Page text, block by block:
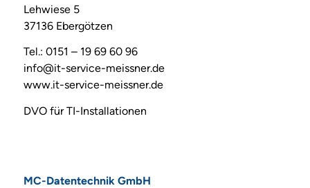
Lehwiese 5
37136 Ebergötzen
Tel.: 0151 – 19 69 60 96
info@it-service-meissner.de
www.it-service-meissner.de
DVO für TI-Installationen
MC-Datentechnik GmbH